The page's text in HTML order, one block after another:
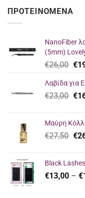
ΠΡΟΤΕΙΝΌΜΕΝΑ
NanoFiber
(5mm)
€26,00 €
Λαβίδα για
€23,00 €
Μαύρη
€27,50 €
Black
€13,00 – €